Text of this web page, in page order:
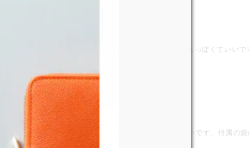
こちらはぴったりサイズでした。小さめサイズでも大人っぽくていいで
レゼントしました。名前入りで特別感あってとてもいいです。付属の袋